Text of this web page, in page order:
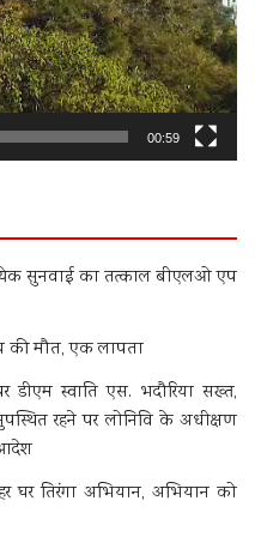
00:59
सुनवाई का तत्काल बीएलओ एप
की मौत, एक लापता
स्वाति एस. भदौरिया सख्त,
रहने पर लोनिवि के अधीक्षण
तिरंगा अभियान, अभियान को